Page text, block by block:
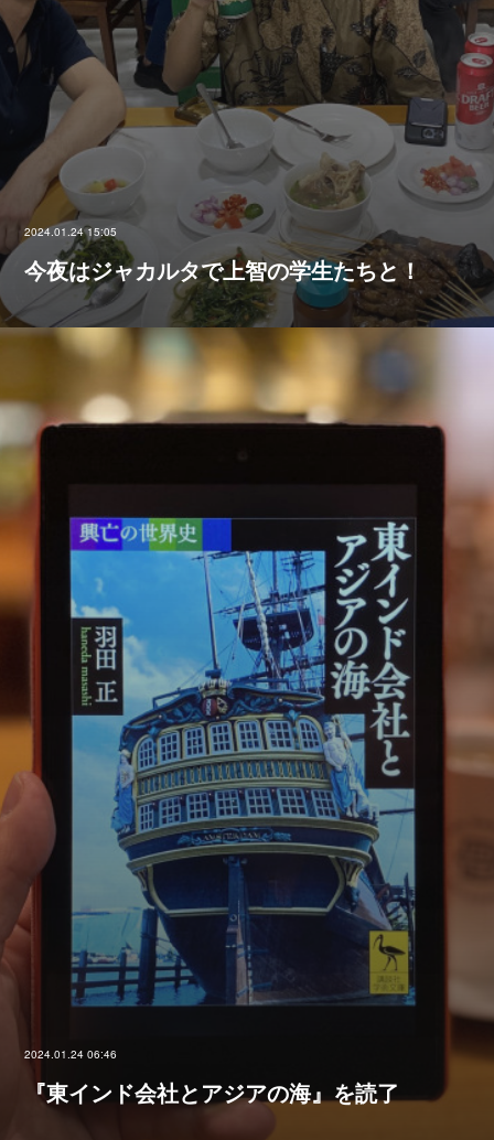
2024.01.24 15:05
今夜はジャカルタで上智の学生たちと！
2024.01.24 06:46
『東インド会社とアジアの海』を読了